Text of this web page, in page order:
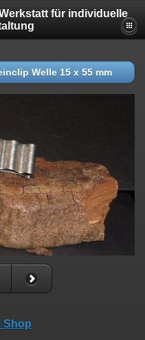
für individuelle
Welle 15 x 55 mm
Shop